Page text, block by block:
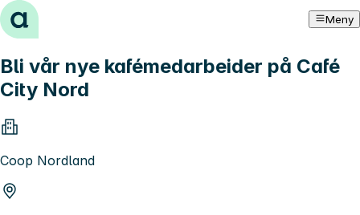
Hopp til innhold Meny
Bli vår nye kafémedarbeider på Café
City Nord
Coop Nordland